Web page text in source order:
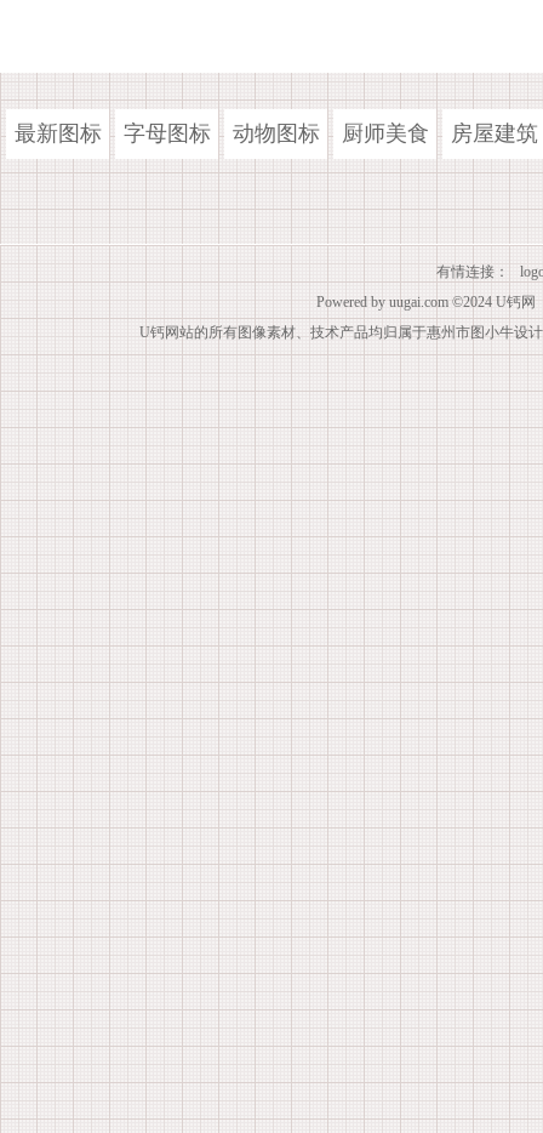
最新图标 字母图标 动物图标 厨师美食 房屋建筑
有情连接：
Powered by uugai.com ©2024 U钙网
U钙网站的所有图像素材、技术产品均归属于惠州市图小牛设